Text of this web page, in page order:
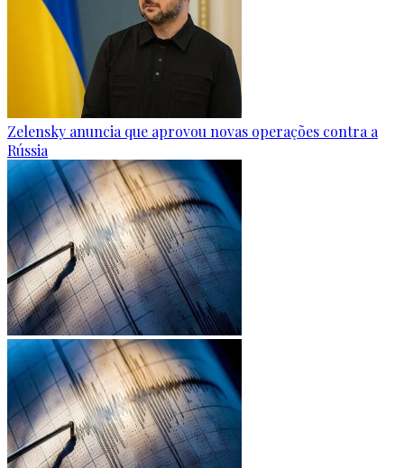
Zelensky anuncia que aprovou novas operações contra a
Rússia